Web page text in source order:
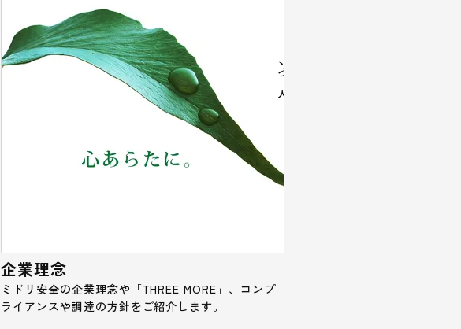
企業理念
ミドリ安全の企業理念や「THREE MORE」、コンプ
ライアンスや調達の方針をご紹介します。